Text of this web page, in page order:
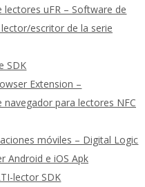
lectores uFR – Software de
escritor de la serie
SDK
Extension –
para lectores NFC
móviles – Digital Logic
Android e iOS Apk
lector SDK